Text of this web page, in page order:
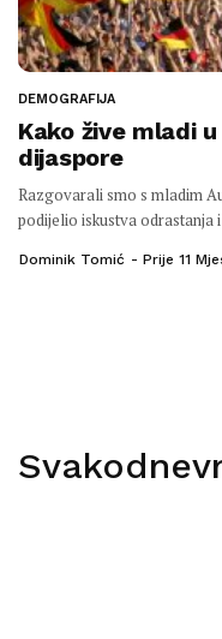
DEMOGRAFIJA
Kako žive mladi
dijaspore
Razgovarali smo s mladim
podijelio iskustva odrastanja
Dominik Tomić Prije 11